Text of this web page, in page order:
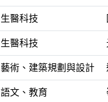
生醫科技
生醫科技
藝術、建築規劃與設計
語文、教育